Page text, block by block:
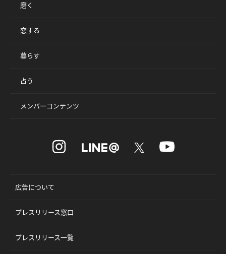
磨く
恋する
暮らす
占う
メンバーコンテンツ
広告について
プレスリリース窓口
プレスリリース一覧